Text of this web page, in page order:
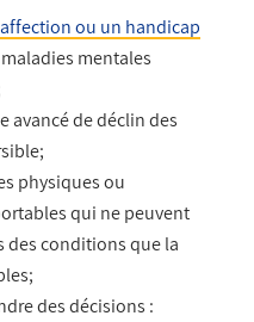
ou un handicap
mentales
avancé de déclin des
physiques ou
qui ne peuvent
des conditions que la
des décisions :